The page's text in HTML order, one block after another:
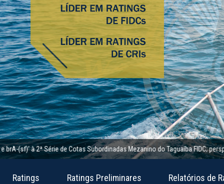
à 2ª Série de Cotas Subordinadas Mezanino do Taguaíba FIDC; perspectiva
Ratings Ratings Preliminares Relatórios de